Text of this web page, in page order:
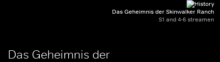
Das Geheimnis der Skinwalker Ranch
S1 and 4-6 streamen
Das Geheimnis der